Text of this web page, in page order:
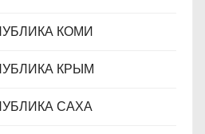
КОМИ
КРЫМ
САХА